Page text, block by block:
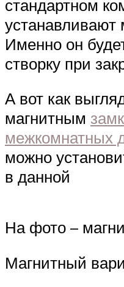
стандартном
устанавливают
Именно он
створку при
А вот как
магнитным
межкомнатных
можно
в данной
На фото –
Магнитный